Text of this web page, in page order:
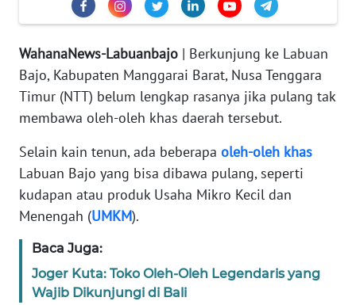
WahanaNews-Labuanbajo | Berkunjung ke Labuan
Bajo, Kabupaten Manggarai Barat, Nusa Tenggara
Timur (NTT) belum lengkap rasanya jika pulang tak
membawa oleh-oleh khas daerah tersebut.
Selain kain tenun, ada beberapa oleh-oleh khas
Labuan Bajo yang bisa dibawa pulang, seperti
kudapan atau produk Usaha Mikro Kecil dan
Menengah (UMKM).
Baca Juga:
Joger Kuta: Toko Oleh-Oleh Legendaris yang
Wajib Dikunjungi di Bali
TENTANG
KAMI
MEDIA
SIBER
REDAKSI
KARIR
DISCLAIMER